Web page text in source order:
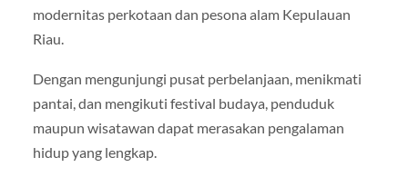
modernitas perkotaan dan pesona alam Kepulauan
Riau.
Dengan mengunjungi pusat perbelanjaan, menikmati
pantai, dan mengikuti festival budaya, penduduk
maupun wisatawan dapat merasakan pengalaman
hidup yang lengkap.